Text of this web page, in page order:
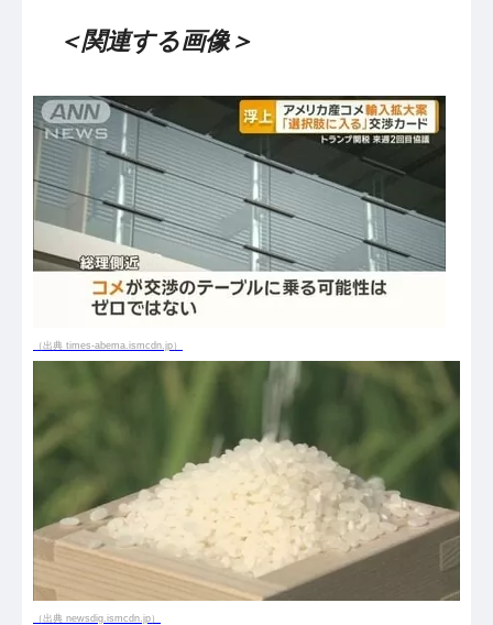
＜関連する画像＞
（出典 times-abema.ismcdn.jp）
（出典 newsdig.ismcdn.jp）